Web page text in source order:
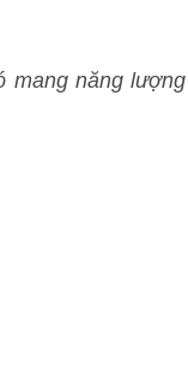
mang năng lượng